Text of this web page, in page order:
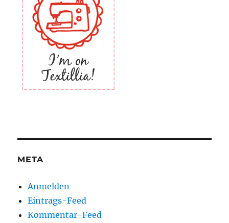
META
Anmelden
Eintrags-Feed
Kommentar-Feed